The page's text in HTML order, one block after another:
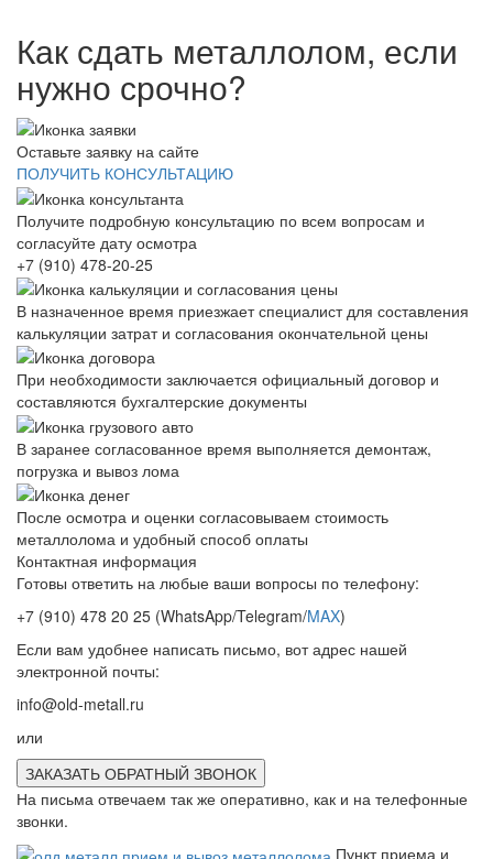
Как сдать металлолом, если
нужно срочно?
Оставьте заявку на сайте
ПОЛУЧИТЬ КОНСУЛЬТАЦИЮ
Получите подробную консультацию по всем вопросам и
согласуйте дату осмотра
+7 (910) 478-20-25
В назначенное время приезжает специалист для составления
калькуляции затрат и согласования окончательной цены
При необходимости заключается официальный договор и
составляются бухгалтерские документы
В заранее согласованное время выполняется демонтаж,
погрузка и вывоз лома
После осмотра и оценки согласовываем стоимость
металлолома и удобный способ оплаты
Контактная информация
Готовы ответить на любые ваши вопросы по телефону:
+7 (910) 478 20 25 (WhatsApp/Telegram/MAX)
Если вам удобнее написать письмо, вот адрес нашей
электронной почты:
info@old-metall.ru
или
ЗАКАЗАТЬ ОБРАТНЫЙ ЗВОНОК
На письма отвечаем так же оперативно, как и на телефонные
звонки.
Пункт приема и